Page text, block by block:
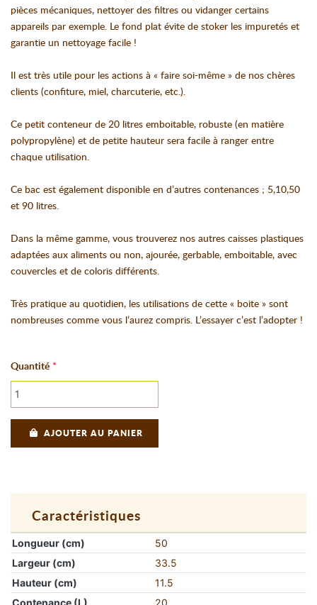
pièces mécaniques, nettoyer des filtres ou vidanger certains
appareils par exemple. Le fond plat évite de stoker les impuretés et
garantie un nettoyage facile !
Il est très utile pour les actions à « faire soi-même » de nos chères
clients (confiture, miel, charcuterie, etc.).
Ce petit conteneur de 20 litres emboitable, robuste (en matière
polypropylène) et de petite hauteur sera facile à ranger entre
chaque utilisation.
Ce bac est également disponible en d’autres contenances ; 5,10,50
et 90 litres.
Dans la même gamme, vous trouverez nos autres caisses plastiques
adaptées aux aliments ou non, ajourée, gerbable, emboitable, avec
couvercles et de coloris différents.
Très pratique au quotidien, les utilisations de cette « boite » sont
nombreuses comme vous l’aurez compris. L’essayer c’est l’adopter !
Quantité
AJOUTER AU PANIER
Caractéristiques
Longueur (cm)
50
Largeur (cm)
33.5
Hauteur (cm)
11.5
Contenance (L)
20